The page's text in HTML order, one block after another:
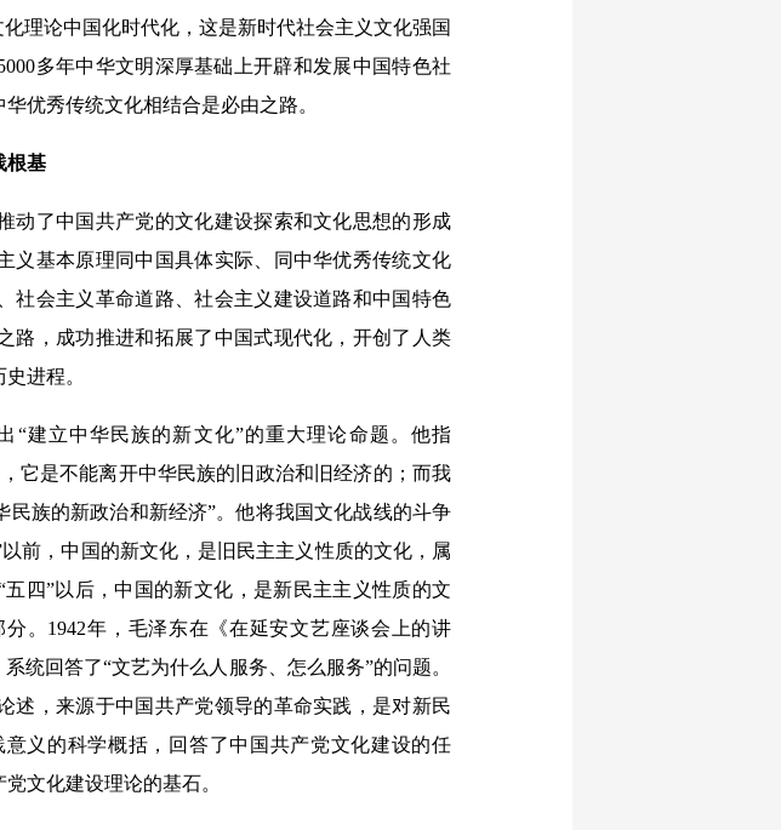
理论中国化时代化，这是新时代社会主义文化强国
多年中华文明深厚基础上开辟和发展中国特色社
优秀传统文化相结合是必由之路。
根基
了中国共产党的文化建设探索和文化思想的形成
义基本原理同中国具体实际、同中华优秀传统文化
社会主义革命道路、社会主义建设道路和中国特色
路，成功推进和拓展了中国式现代化，开创了人类
进程。
建立中华民族的新文化”的重大理论命题。他指
它是不能离开中华民族的旧政治和旧经济的；而我
族的新政治和新经济”。他将我国文化战线的斗争
前，中国的新文化，是旧民主主义性质的文化，属
四”以后，中国的新文化，是新民主主义性质的文
。1942年，毛泽东在《在延安文艺座谈会上的讲
统回答了“文艺为什么人服务、怎么服务”的问题。
述，来源于中国共产党领导的革命实践，是对新民
义的科学概括，回答了中国共产党文化建设的任
文化建设理论的基石。